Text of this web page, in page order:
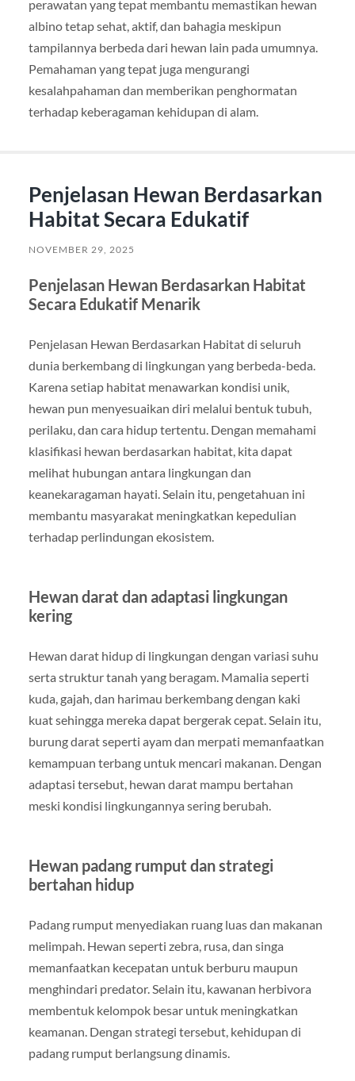
perawatan yang tepat membantu memastikan hewan
albino tetap sehat, aktif, dan bahagia meskipun
tampilannya berbeda dari hewan lain pada umumnya.
Pemahaman yang tepat juga mengurangi
kesalahpahaman dan memberikan penghormatan
terhadap keberagaman kehidupan di alam.
Penjelasan Hewan Berdasarkan
Habitat Secara Edukatif
NOVEMBER 29, 2025
Penjelasan Hewan Berdasarkan Habitat
Secara Edukatif Menarik
Penjelasan Hewan Berdasarkan Habitat di seluruh
dunia berkembang di lingkungan yang berbeda-beda.
Karena setiap habitat menawarkan kondisi unik,
hewan pun menyesuaikan diri melalui bentuk tubuh,
perilaku, dan cara hidup tertentu. Dengan memahami
klasifikasi hewan berdasarkan habitat, kita dapat
melihat hubungan antara lingkungan dan
keanekaragaman hayati. Selain itu, pengetahuan ini
membantu masyarakat meningkatkan kepedulian
terhadap perlindungan ekosistem.
Hewan darat dan adaptasi lingkungan
kering
Hewan darat hidup di lingkungan dengan variasi suhu
serta struktur tanah yang beragam. Mamalia seperti
kuda, gajah, dan harimau berkembang dengan kaki
kuat sehingga mereka dapat bergerak cepat. Selain itu,
burung darat seperti ayam dan merpati memanfaatkan
kemampuan terbang untuk mencari makanan. Dengan
adaptasi tersebut, hewan darat mampu bertahan
meski kondisi lingkungannya sering berubah.
Hewan padang rumput dan strategi
bertahan hidup
Padang rumput menyediakan ruang luas dan makanan
melimpah. Hewan seperti zebra, rusa, dan singa
memanfaatkan kecepatan untuk berburu maupun
menghindari predator. Selain itu, kawanan herbivora
membentuk kelompok besar untuk meningkatkan
keamanan. Dengan strategi tersebut, kehidupan di
padang rumput berlangsung dinamis.